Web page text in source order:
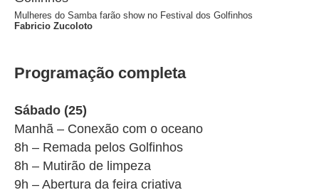
Mulheres do Samba farão show no Festival dos Golfinhos
Fabricio Zucoloto
Programação completa
Sábado (25)
Manhã – Conexão com o oceano
8h – Remada pelos Golfinhos
8h – Mutirão de limpeza
9h – Abertura da feira criativa